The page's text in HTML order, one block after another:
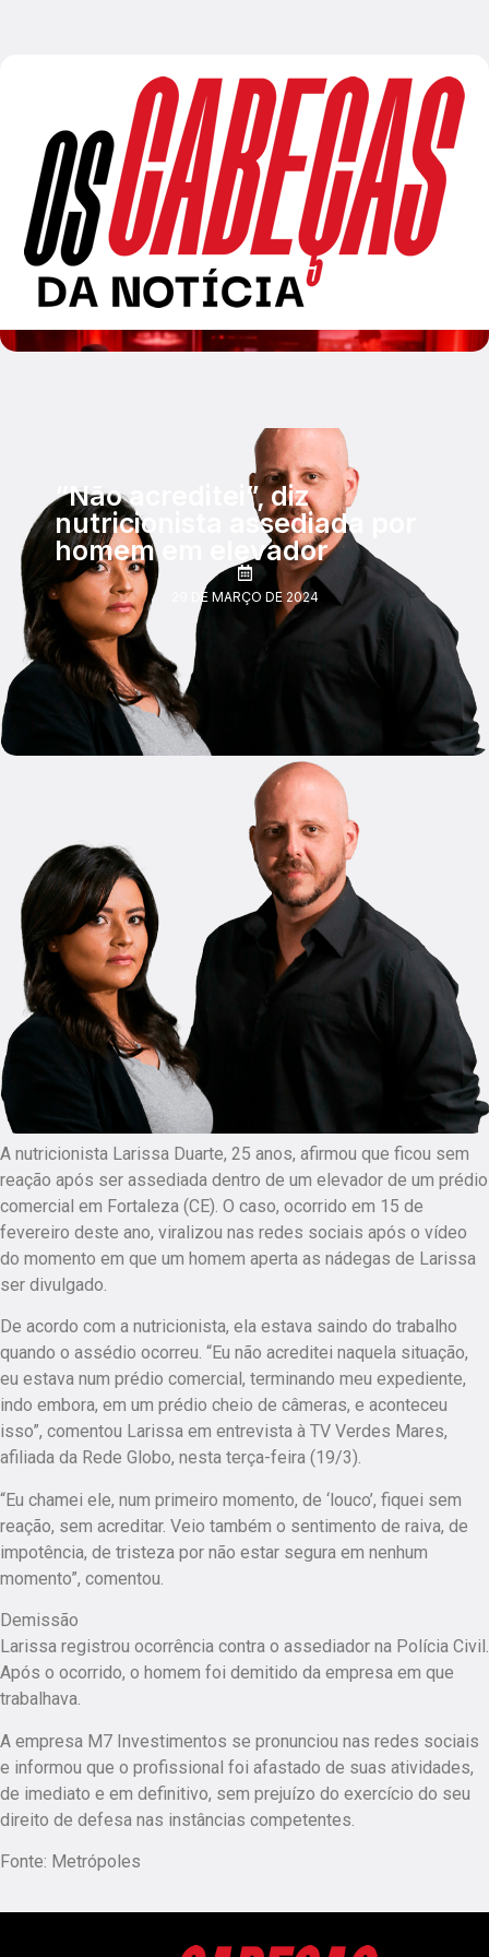
“Não acreditei”, diz
nutricionista assediada por
homem em elevador
29 DE MARÇO DE 2024
A nutricionista Larissa Duarte, 25 anos, afirmou que ficou sem
reação após ser assediada dentro de um elevador de um prédio
comercial em Fortaleza (CE). O caso, ocorrido em 15 de
fevereiro deste ano, viralizou nas redes sociais após o vídeo
do momento em que um homem aperta as nádegas de Larissa
ser divulgado.
De acordo com a nutricionista, ela estava saindo do trabalho
quando o assédio ocorreu. “Eu não acreditei naquela situação,
eu estava num prédio comercial, terminando meu expediente,
indo embora, em um prédio cheio de câmeras, e aconteceu
isso”, comentou Larissa em entrevista à TV Verdes Mares,
afiliada da Rede Globo, nesta terça-feira (19/3).
“Eu chamei ele, num primeiro momento, de ‘louco’, fiquei sem
reação, sem acreditar. Veio também o sentimento de raiva, de
impotência, de tristeza por não estar segura em nenhum
momento”, comentou.
Demissão
Larissa registrou ocorrência contra o assediador na Polícia Civil.
Após o ocorrido, o homem foi demitido da empresa em que
trabalhava.
A empresa M7 Investimentos se pronunciou nas redes sociais
e informou que o profissional foi afastado de suas atividades,
de imediato e em definitivo, sem prejuízo do exercício do seu
direito de defesa nas instâncias competentes.
Fonte: Metrópoles